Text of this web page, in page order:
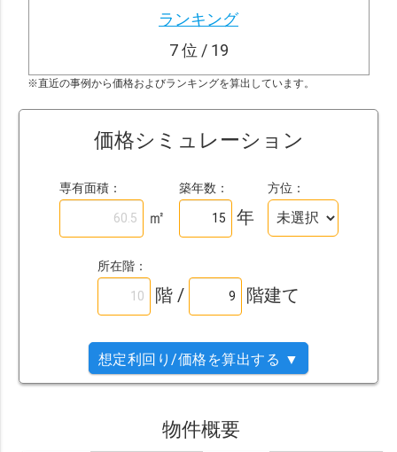
ランキング
7位 / 19
※直近の事例から価格およびランキングを算出しています。
価格シミュレーション
専有面積：
㎡
築年数：
年
方位：
所在階：
階 / 階建て
想定利回り/価格を算出する ▼
物件概要